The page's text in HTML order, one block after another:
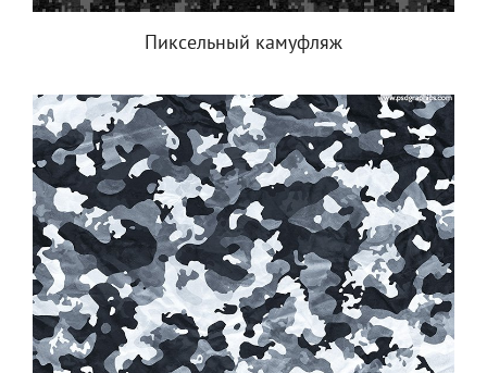
Пиксельный камуфляж